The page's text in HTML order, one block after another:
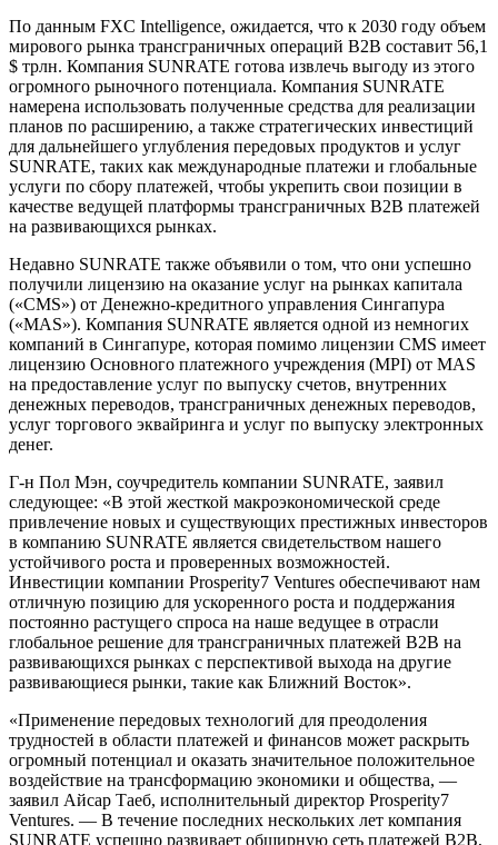
По данным FXC Intelligence, ожидается, что к 2030 году объем
мирового рынка трансграничных операций B2B составит 56,1
$ трлн. Компания SUNRATE готова извлечь выгоду из этого
огромного рыночного потенциала. Компания SUNRATE
намерена использовать полученные средства для реализации
планов по расширению, а также стратегических инвестиций
для дальнейшего углубления передовых продуктов и услуг
SUNRATE, таких как международные платежи и глобальные
услуги по сбору платежей, чтобы укрепить свои позиции в
качестве ведущей платформы трансграничных B2B платежей
на развивающихся рынках.
Недавно SUNRATE также объявили о том, что они успешно
получили лицензию на оказание услуг на рынках капитала
(«CMS») от Денежно-кредитного управления Сингапура
(«MAS»). Компания SUNRATE является одной из немногих
компаний в Сингапуре, которая помимо лицензии CMS имеет
лицензию Основного платежного учреждения (MPI) от MAS
на предоставление услуг по выпуску счетов, внутренних
денежных переводов, трансграничных денежных переводов,
услуг торгового эквайринга и услуг по выпуску электронных
денег.
Г-н Пол Мэн, соучредитель компании SUNRATE, заявил
следующее: «В этой жесткой макроэкономической среде
привлечение новых и существующих престижных инвесторов
в компанию SUNRATE является свидетельством нашего
устойчивого роста и проверенных возможностей.
Инвестиции компании Prosperity7 Ventures обеспечивают нам
отличную позицию для ускоренного роста и поддержания
постоянно растущего спроса на наше ведущее в отрасли
глобальное решение для трансграничных платежей B2B на
развивающихся рынках с перспективой выхода на другие
развивающиеся рынки, такие как Ближний Восток».
«Применение передовых технологий для преодоления
трудностей в области платежей и финансов может раскрыть
огромный потенциал и оказать значительное положительное
воздействие на трансформацию экономики и общества, —
заявил Айсар Таеб, исполнительный директор Prosperity7
Ventures. — В течение последних нескольких лет компания
SUNRATE успешно развивает обширную сеть платежей B2B,